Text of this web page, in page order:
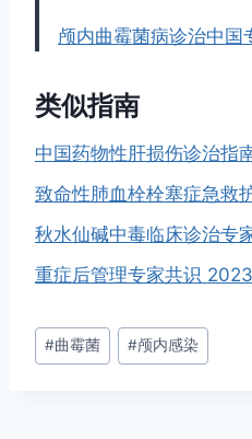
颅内曲霉菌病诊治中
类似指南
中国药物性肝损伤诊治指
致命性肺血栓栓塞症急救
秋水仙碱中毒临床诊治专
重症后管理专家共识 2023
文
章
#曲霉菌 #颅内感染